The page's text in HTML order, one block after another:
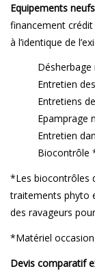
Equipements
financement
à l’identique de
Désherbage
Entretien
Entretiens
Epamprage
Entretien
Biocontrôle
*Les biocontrôles
traitements phyto
des ravageurs
*Matériel
Devis comparatif